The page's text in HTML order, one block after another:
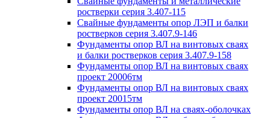
ростверки серия 3.407-115
Свайные фундаменты опор ЛЭП и балки
ростверков серия 3.407.9-146
Фундаменты опор ВЛ на винтовых сваях
и балки ростверков серия 3.407.9-158
Фундаменты опор ВЛ на винтовых сваях
проект 20006тм
Фундаменты опор ВЛ на винтовых сваях
проект 20015тм
Фундаменты опор ВЛ на сваях-оболочках